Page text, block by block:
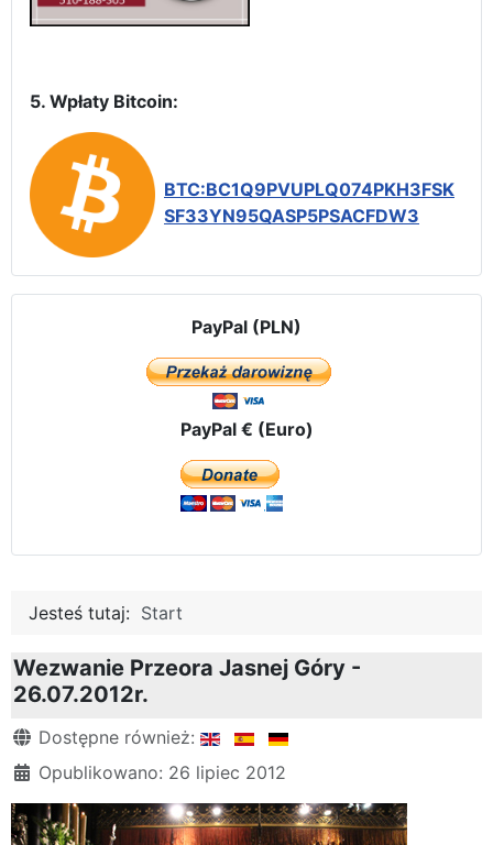
5. Wpłaty Bitcoin:
BTC:BC1Q9PVUPLQ074PKH3FSK
SF33YN95QASP5PSACFDW3
PayPal (PLN)
PayPal € (Euro)
Jesteś tutaj: Start
Wezwanie Przeora Jasnej Góry -
26.07.2012r.
Szczegóły
Dostępne również:
Opublikowano: 26 lipiec 2012